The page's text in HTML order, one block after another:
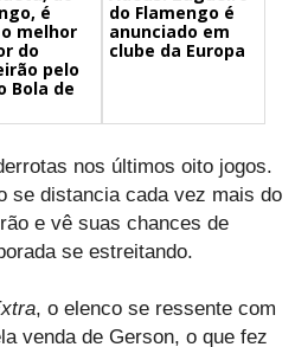
é
melhor
do
pelo
Bola de
do Flamengo é
anunciado em
clube da Europa
nos últimos oito jogos.
se distancia cada vez mais do
e vê suas chances de
se estreitando.
, o elenco se ressente com
venda de Gerson, o que fez